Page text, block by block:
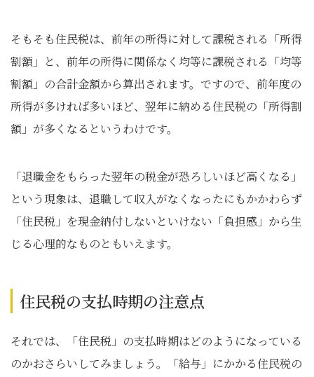
そもそも住民税は、前年の所得に対して課税される「所得
割額」と、前年の所得に関係なく均等に課税される「均等
割額」の合計金額から算出されます。ですので、前年度の
所得が多ければ多いほど、翌年に納める住民税の「所得割
額」が多くなるというわけです。
「退職金をもらった翌年の税金が恐ろしいほど高くなる」
という現象は、退職して収入がなくなったにもかかわらず
「住民税」を現金納付しないといけない「負担感」から生
じる心理的なものともいえます。
住民税の支払時期の注意点
それでは、「住民税」の支払時期はどのようになっている
のかおさらいしてみましょう。「給与」にかかる住民税の